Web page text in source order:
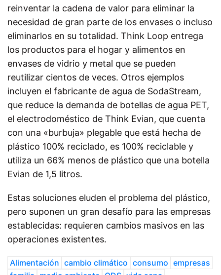
reinventar la cadena de valor para eliminar la
necesidad de gran parte de los envases o incluso
eliminarlos en su totalidad. Think Loop entrega
los productos para el hogar y alimentos en
envases de vidrio y metal que se pueden
reutilizar cientos de veces. Otros ejemplos
incluyen el fabricante de agua de SodaStream,
que reduce la demanda de botellas de agua PET,
el electrodoméstico de Think Evian, que cuenta
con una «burbuja» plegable que está hecha de
plástico 100% reciclado, es 100% reciclable y
utiliza un 66% menos de plástico que una botella
Evian de 1,5 litros.
Estas soluciones eluden el problema del plástico,
pero suponen un gran desafío para las empresas
establecidas: requieren cambios masivos en las
operaciones existentes.
Alimentación cambio climático consumo empresas